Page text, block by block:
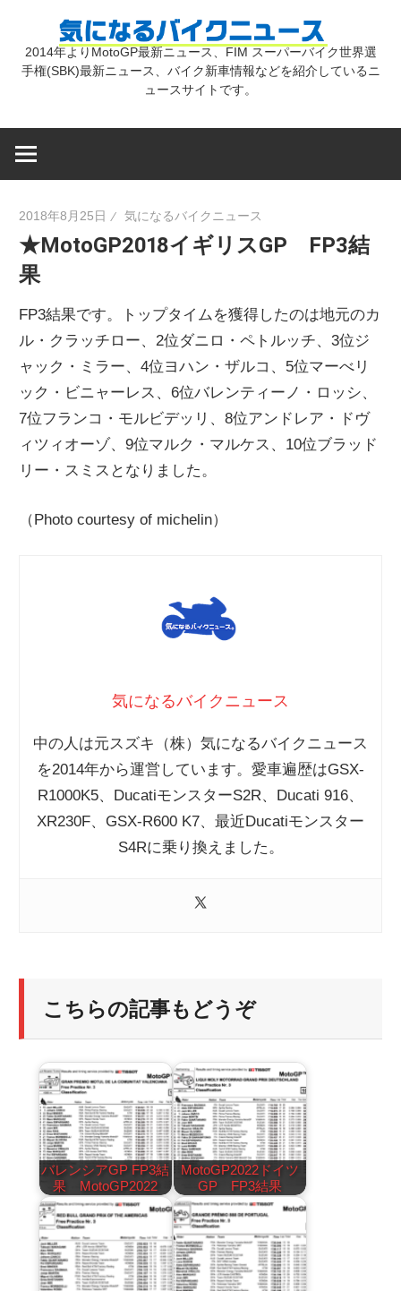
気
バ
イ
ク
ニ
2014年よりMotoGP最新ニュース、FIM スーパーバイク世界選
手権(SBK)最新ニュース、バイク新車情報などを紹介しているニ
ュースサイトです。
2018年8月25日 気になるバイクニュース
★MotoGP2018イギリスGP FP3結
果
FP3結果です。トップタイムを獲得したのは地元のカ
ル・クラッチロー、2位ダニロ・ペトルッチ、3位ジ
ャック・ミラー、4位ヨハン・ザルコ、5位マーべリ
ック・ビニャーレス、6位バレンティーノ・ロッシ、
7位フランコ・モルビデッリ、8位アンドレア・ドヴ
ィツィオーゾ、9位マルク・マルケス、10位ブラッド
リー・スミスとなりました。
（Photo courtesy of michelin）
気になるバイクニュース
中の人は元スズキ（株）気になるバイクニュース
を2014年から運営しています。愛車遍歴はGSX-
R1000K5、DucatiモンスターS2R、Ducati 916、
XR230F、GSX-R600 K7、最近Ducatiモンスター
S4Rに乗り換えました。
こちらの記事もどうぞ
バレンシアGP FP3結
果 MotoGP2022
MotoGP2022ドイツ
GP FP3結果